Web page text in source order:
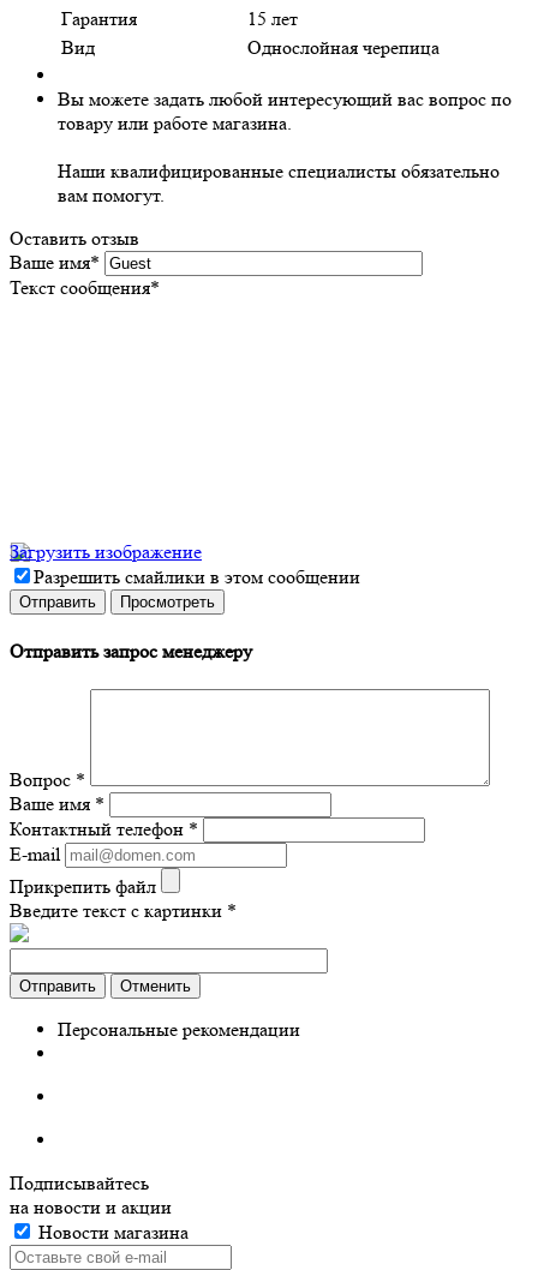
Гарантия
15 лет
Вид
Однослойная черепица
Вы можете задать любой интересующий вас вопрос по
товару или работе магазина.
Наши квалифицированные специалисты обязательно
вам помогут.
Оставить отзыв
Ваше имя*
Текст сообщения*
Загрузить изображение
Разрешить смайлики в этом сообщении
Отправить запрос менеджеру
Вопрос *
Ваше имя *
Контактный телефон *
E-mail
Прикрепить файл
Введите текст с картинки *
Отправить Отменить
Персональные рекомендации
Подписывайтесь
на новости и акции
Новости магазина